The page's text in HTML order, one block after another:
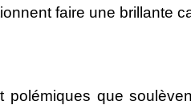
faire une brillante
que